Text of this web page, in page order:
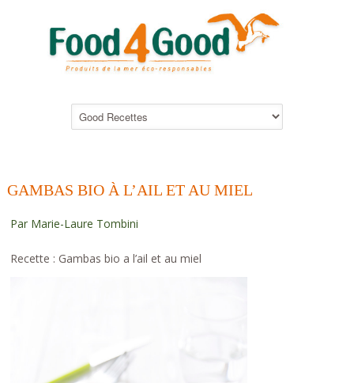
GAMBAS BIO À L’AIL ET AU MIEL
Par Marie-Laure Tombini
Recette : Gambas bio a l’ail et au miel